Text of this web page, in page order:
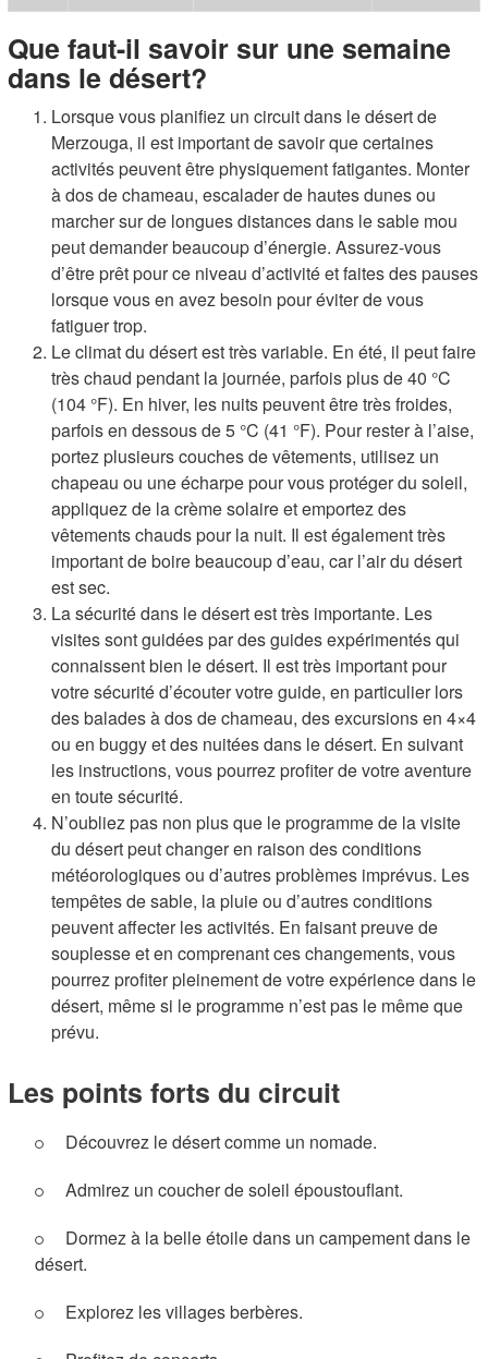
Que faut-il savoir sur une semaine
dans le désert?
Lorsque vous planifiez un circuit dans le désert de
Merzouga, il est important de savoir que certaines
activités peuvent être physiquement fatigantes. Monter
à dos de chameau, escalader de hautes dunes ou
marcher sur de longues distances dans le sable mou
peut demander beaucoup d’énergie. Assurez-vous
d’être prêt pour ce niveau d’activité et faites des pauses
lorsque vous en avez besoin pour éviter de vous
fatiguer trop.
Le climat du désert est très variable. En été, il peut faire
très chaud pendant la journée, parfois plus de 40 °C
(104 °F). En hiver, les nuits peuvent être très froides,
parfois en dessous de 5 °C (41 °F). Pour rester à l’aise,
portez plusieurs couches de vêtements, utilisez un
chapeau ou une écharpe pour vous protéger du soleil,
appliquez de la crème solaire et emportez des
vêtements chauds pour la nuit. Il est également très
important de boire beaucoup d’eau, car l’air du désert
est sec.
La sécurité dans le désert est très importante. Les
visites sont guidées par des guides expérimentés qui
connaissent bien le désert. Il est très important pour
votre sécurité d’écouter votre guide, en particulier lors
des balades à dos de chameau, des excursions en 4×4
ou en buggy et des nuitées dans le désert. En suivant
les instructions, vous pourrez profiter de votre aventure
en toute sécurité.
N’oubliez pas non plus que le programme de la visite
du désert peut changer en raison des conditions
météorologiques ou d’autres problèmes imprévus. Les
tempêtes de sable, la pluie ou d’autres conditions
peuvent affecter les activités. En faisant preuve de
souplesse et en comprenant ces changements, vous
pourrez profiter pleinement de votre expérience dans le
désert, même si le programme n’est pas le même que
prévu.
Les points forts du circuit
Découvrez le désert comme un nomade.
Admirez un coucher de soleil époustouflant.
Dormez à la belle étoile dans un campement dans le
désert.
Explorez les villages berbères.